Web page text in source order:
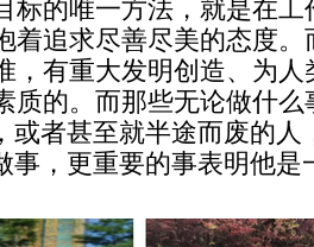
标的唯一方法，就是在工
着追求尽善尽美的态度。
，有重大发明创造、为人
质的。而那些无论做什么
或者甚至就半途而废的人
事，更重要的事表明他是